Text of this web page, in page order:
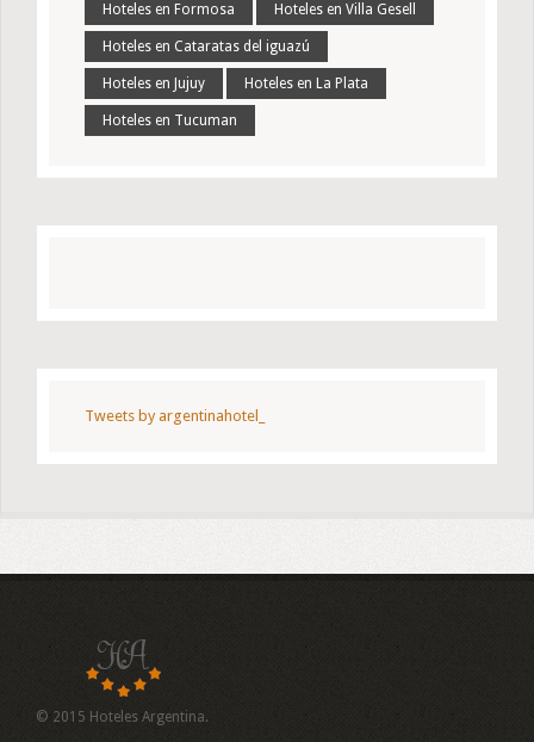
Hoteles en Formosa Hoteles en Villa Gesell
Hoteles en Cataratas del iguazú
Hoteles en Jujuy Hoteles en La Plata
Hoteles en Tucuman
Tweets by argentinahotel_
© 2015 Hoteles Argentina.